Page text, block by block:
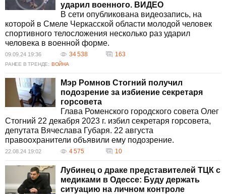
ударил военного. ВИДЕО
В сети опубликована видеозапись, на
которой в Смеле Черкасской области молодой человек
спортивного телосложения несколько раз ударил
человека в военной форме.
09.09.24 19:36 34 538 163
РАНЕЕ В ТРЕНДЕ: ВОЙНА
Мэр Ромнов Стогний получил
подозрение за избиение секретаря
горсовета
Глава Роменского городского совета Олег
Стогний 22 декабря 2023 г. избил секретаря горсовета,
депутата Вячеслава Губаря. 22 августа
правоохранители объявили ему подозрение.
22.08.24 19:02 4 575 10
Лубинец о драке представителей ТЦК с
медиками в Одессе: Буду держать
ситуацию на личном контроле